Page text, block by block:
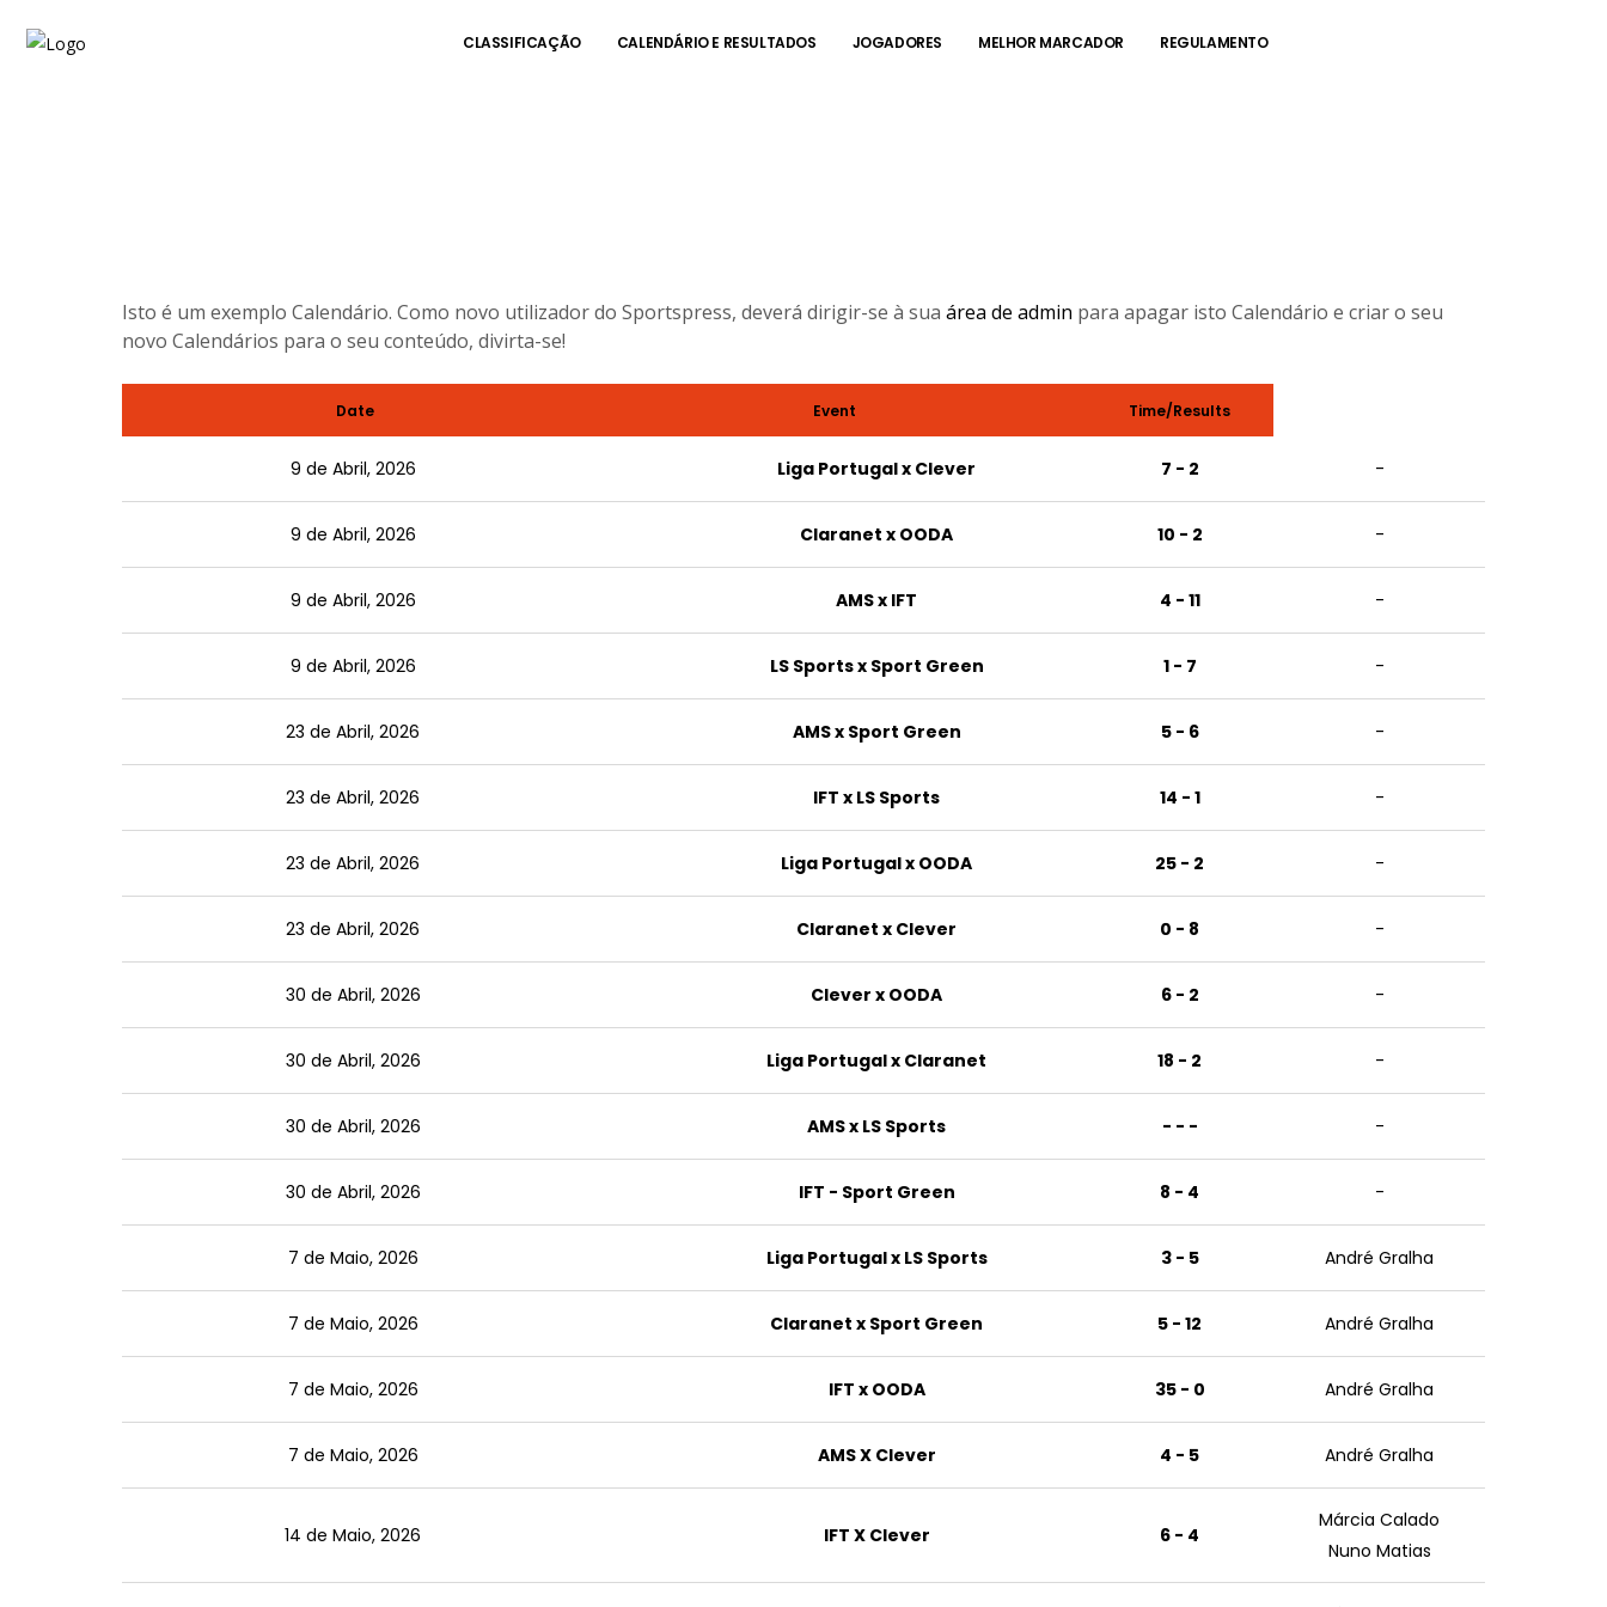
CLASSIFICAÇÃO CALENDÁRIO E RESULTADOS JOGADORES MELHOR MARCADOR REGULAMENTO
Isto é um exemplo Calendário. Como novo utilizador do Sportspress, deverá dirigir-se à sua área de admin para apagar isto Calendário e criar o seu
novo Calendários para o seu conteúdo, divirta-se!
Date Event Time/Results
9 de Abril, 2026 Liga Portugal x Clever 7 - 2 -
9 de Abril, 2026 Claranet x OODA 10 - 2 -
9 de Abril, 2026 AMS x IFT 4 - 11 -
9 de Abril, 2026 LS Sports x Sport Green 1 - 7 -
23 de Abril, 2026 AMS x Sport Green 5 - 6 -
23 de Abril, 2026 IFT x LS Sports 14 - 1 -
23 de Abril, 2026 Liga Portugal x OODA 25 - 2 -
23 de Abril, 2026 Claranet x Clever 0 - 8 -
30 de Abril, 2026 Clever x OODA 6 - 2 -
30 de Abril, 2026 Liga Portugal x Claranet 18 - 2 -
30 de Abril, 2026 AMS x LS Sports - - - -
30 de Abril, 2026 IFT - Sport Green 8 - 4 -
7 de Maio, 2026 Liga Portugal x LS Sports 3 - 5 André Gralha
7 de Maio, 2026 Claranet x Sport Green 5 - 12 André Gralha
7 de Maio, 2026 IFT x OODA 35 - 0 André Gralha
7 de Maio, 2026 AMS X Clever 4 - 5 André Gralha
14 de Maio, 2026 IFT X Clever 6 - 4
Márcia Calado
Nuno Matias